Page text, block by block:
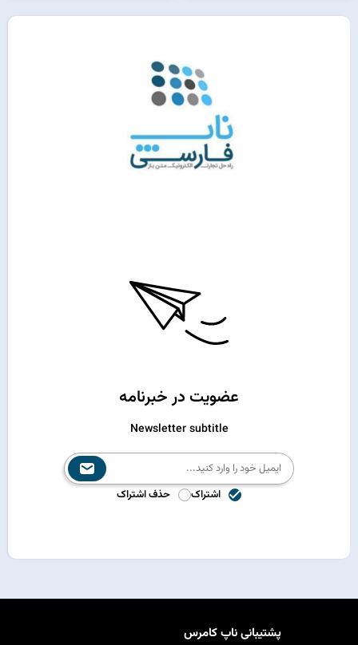
عضویت در خبرنامه
Newsletter subtitle
اشتراک حذف اشتراک
پشتیبانی ناپ کامرس